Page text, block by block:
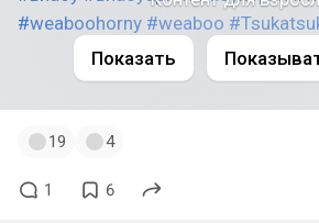
#weaboohorny #weaboo
Показать
19 4
1 6